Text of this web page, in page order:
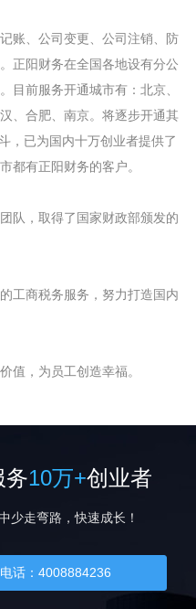
账、公司变更、公司注销、防
正阳财务在全国各地设有分公
目前服务开通城市有： 北京、
、合肥、南京。将逐步开通其
，已为国内十万创业者提供了
都有正阳财务的客户。
队，取得了国家财政部颁发的
工商税务服务，努力打造国内
值，为员工创造幸福。
务10万+创业者
少走弯路，快速成长！
话：4008884236